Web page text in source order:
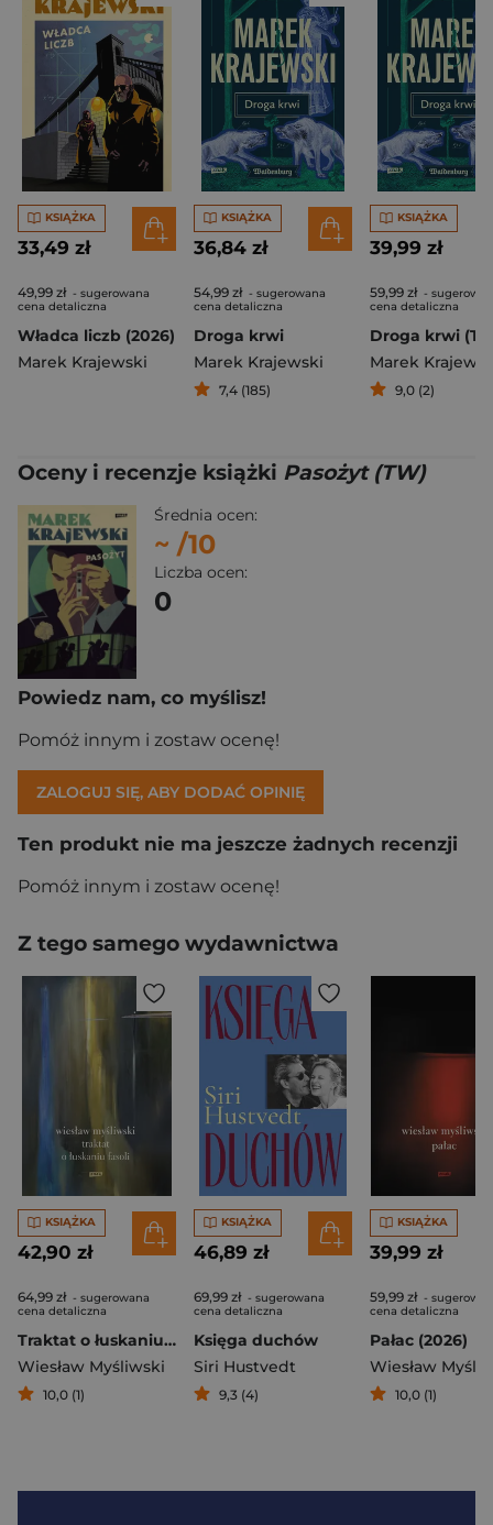
KSIĄŻKA
33,49 zł
49,99 zł - sugerowana
cena detaliczna
Władca liczb (2026)
Marek Krajewski
KSIĄŻKA
36,84 zł
54,99 zł - sugerowana
cena detaliczna
Droga krwi
Marek Krajewski
7,4 (185)
KSIĄŻKA
39,99 zł
59,99 zł -
cena detaliczna
Droga krwi (T)
Marek
9,0 (2)
Oceny i recenzje książki Pasożyt (TW)
Średnia ocen:
~ /10
Liczba ocen:
0
Powiedz nam, co myślisz!
Pomóż innym i zostaw ocenę!
ZALOGUJ SIĘ, ABY DODAĆ OPINIĘ
Ten produkt nie ma jeszcze żadnych recenzji
Pomóż innym i zostaw ocenę!
Z tego samego wydawnictwa
KSIĄŻKA
42,90 zł
64,99 zł - sugerowana
cena detaliczna
Traktat o łuskaniu fasoli (2026)
Wiesław Myśliwski
10,0 (1)
KSIĄŻKA
46,89 zł
69,99 zł - sugerowana
cena detaliczna
Księga duchów
Siri Hustvedt
9,3 (4)
KSIĄŻKA
39,99 zł
59,99 zł -
cena detaliczna
Pałac (2026)
Wiesław
10,0 (1)